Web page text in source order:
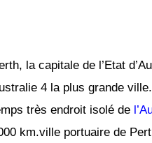
la capitale de l’Etat
4 la plus grande
très endroit isolé de
km.ville portuaire de